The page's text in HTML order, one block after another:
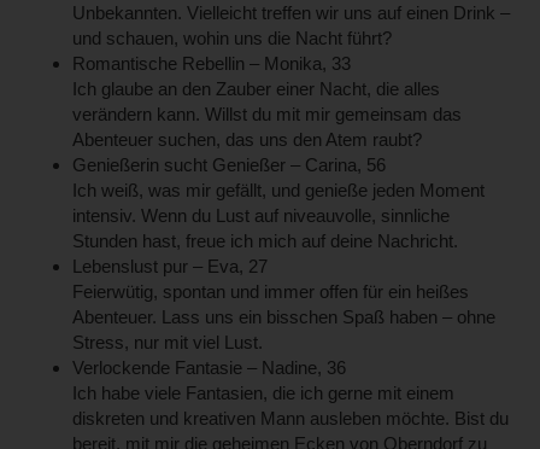
Unbekannten. Vielleicht treffen wir uns auf einen Drink –
und schauen, wohin uns die Nacht führt?
Romantische Rebellin – Monika, 33
Ich glaube an den Zauber einer Nacht, die alles
verändern kann. Willst du mit mir gemeinsam das
Abenteuer suchen, das uns den Atem raubt?
Genießerin sucht Genießer – Carina, 56
Ich weiß, was mir gefällt, und genieße jeden Moment
intensiv. Wenn du Lust auf niveauvolle, sinnliche
Stunden hast, freue ich mich auf deine Nachricht.
Lebenslust pur – Eva, 27
Feierwütig, spontan und immer offen für ein heißes
Abenteuer. Lass uns ein bisschen Spaß haben – ohne
Stress, nur mit viel Lust.
Verlockende Fantasie – Nadine, 36
Ich habe viele Fantasien, die ich gerne mit einem
diskreten und kreativen Mann ausleben möchte. Bist du
bereit, mit mir die geheimen Ecken von Oberndorf zu